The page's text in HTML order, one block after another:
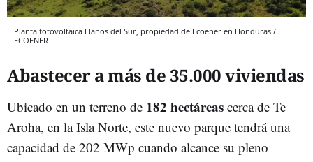
Planta fotovoltaica Llanos del Sur, propiedad de Ecoener en Honduras /
ECOENER
Abastecer a más de 35.000 viviendas
Ubicado en un terreno de 182 hectáreas cerca de Te
Aroha, en la Isla Norte, este nuevo parque tendrá una
capacidad de 202 MWp cuando alcance su pleno